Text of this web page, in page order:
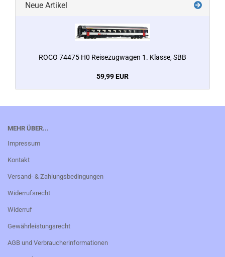
Neue Artikel
ROCO 74475 H0 Reisezugwagen 1. Klasse, SBB
59,99 EUR
MEHR ÜBER...
Impressum
Kontakt
Versand- & Zahlungsbedingungen
Widerrufsrecht
Widerruf
Gewährleistungsrecht
AGB und Verbraucherinformationen